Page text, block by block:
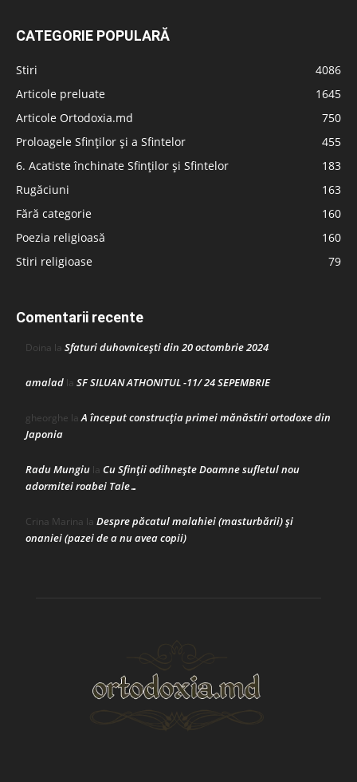
CATEGORIE POPULARĂ
Stiri
4086
Articole preluate
1645
Articole Ortodoxia.md
750
Proloagele Sfinților și a Sfintelor
455
6. Acatiste închinate Sfinților și Sfintelor
183
Rugăciuni
163
Fără categorie
160
Poezia religioasă
160
Stiri religioase
79
Comentarii recente
Doina la Sfaturi duhovnicești din 20 octombrie 2024
amalad la SF SILUAN ATHONITUL -11/ 24 SEPEMBRIE
gheorghe laA început construcţia primei mănăstiri ortodoxe din
Japonia
Radu Mungiu la Cu Sfinții odihnește Doamne sufletul nou
adormitei roabei Tale…
Crina Marina la Despre păcatul malahiei (masturbării) şi
onaniei (pazei de a nu avea copii)